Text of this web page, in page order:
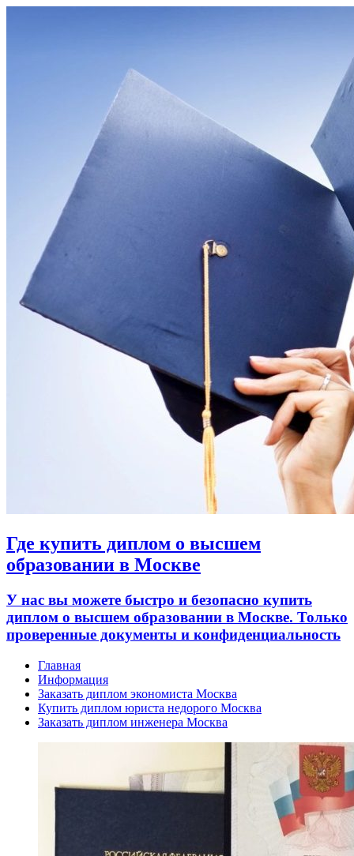
Где купить диплом о высшем
образовании в Москве
У нас вы можете быстро и безопасно купить
диплом о высшем образовании в Москве. Только
проверенные документы и конфиденциальность
Главная
Информация
Заказать диплом экономиста Москва
Купить диплом юриста недорого Москва
Заказать диплом инженера Москва